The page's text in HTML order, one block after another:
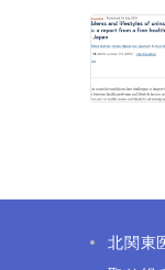
ン
北関東